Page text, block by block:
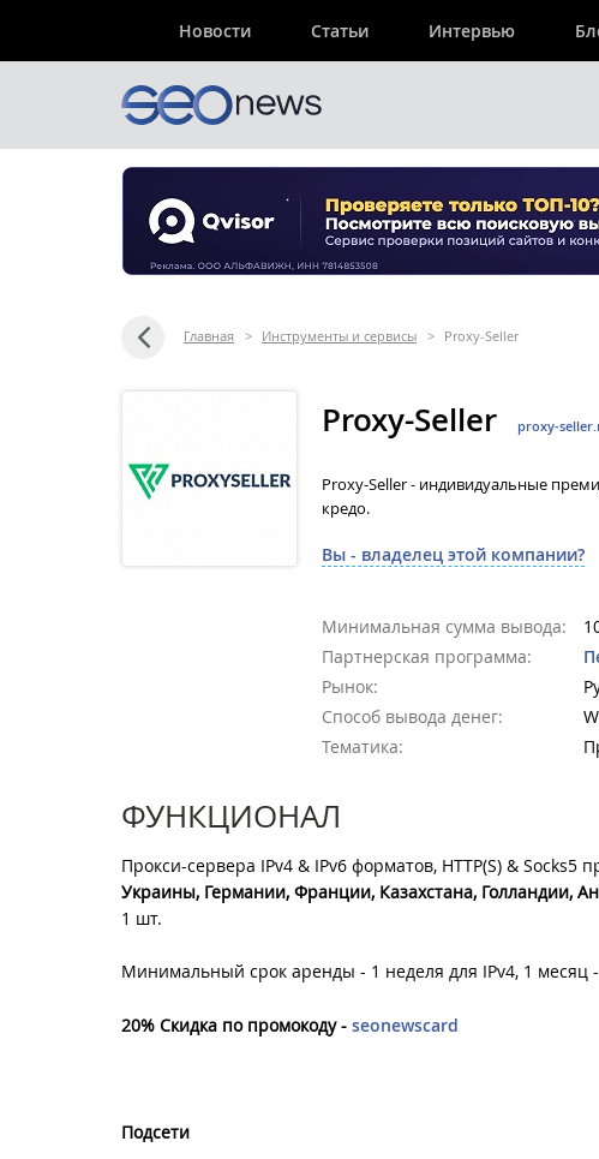
Новости Статьи Интервью
Главная > Инструменты и сервисы > Proxy-Seller
Proxy-Seller proxy-
Proxy-Seller - индивидуальные
кредо.
Вы - владелец этой компании?
Минимальная сумма вывода:
Партнерская программа:
Рынок:
Способ вывода денег:
Тематика:
ФУНКЦИОНАЛ
Прокси-сервера IPv4 & IPv6 форматов, HTTP(S) & Socks5
Украины, Германии, Франции, Казахстана, Голландии,
1 шт.
Минимальный срок аренды - 1 неделя для IPv4, 1 месяц -
20% Скидка по промокоду - seonewscard
Подсети